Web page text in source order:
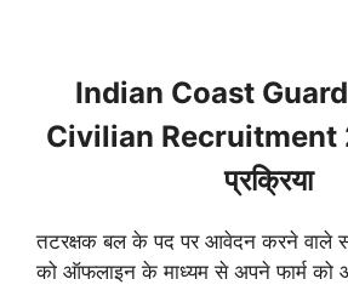
Indian Coast
Civilian Recruitment
प्रक्रिया
तटरक्षक बल के पद पर आवेदन करने वाले
को ऑफलाइन के माध्यम से अपने फार्म को